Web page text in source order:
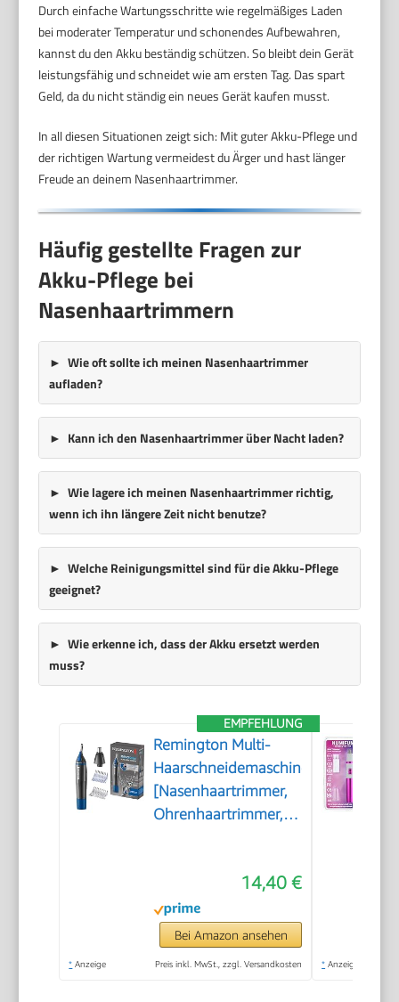
Durch einfache Wartungsschritte wie regelmäßiges Laden
bei moderater Temperatur und schonendes Aufbewahren,
kannst du den Akku beständig schützen. So bleibt dein Gerät
leistungsfähig und schneidet wie am ersten Tag. Das spart
Geld, da du nicht ständig ein neues Gerät kaufen musst.
In all diesen Situationen zeigt sich: Mit guter Akku-Pflege und
der richtigen Wartung vermeidest du Ärger und hast länger
Freude an deinem Nasenhaartrimmer.
Häufig gestellte Fragen zur
Akku-Pflege bei
Nasenhaartrimmern
Wie oft sollte ich meinen Nasenhaartrimmer
aufladen?
Kann ich den Nasenhaartrimmer über Nacht laden?
Wie lagere ich meinen Nasenhaartrimmer richtig,
wenn ich ihn längere Zeit nicht benutze?
Welche Reinigungsmittel sind für die Akku-Pflege
geeignet?
Wie erkenne ich, dass der Akku ersetzt werden
muss?
EMPFEHLUNG
Remington Multi-
Haarschneidemaschine
[Nasenhaartrimmer,
Ohrenhaartrimmer,
Auswaschfunktions-
Knopf inkl. 3
NE3850
14,40 €
Bei Amazon ansehen
* Anzeige Preis inkl. MwSt., zzgl. Versandkosten * Anzeige